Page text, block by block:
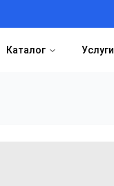
Каталог Услуги